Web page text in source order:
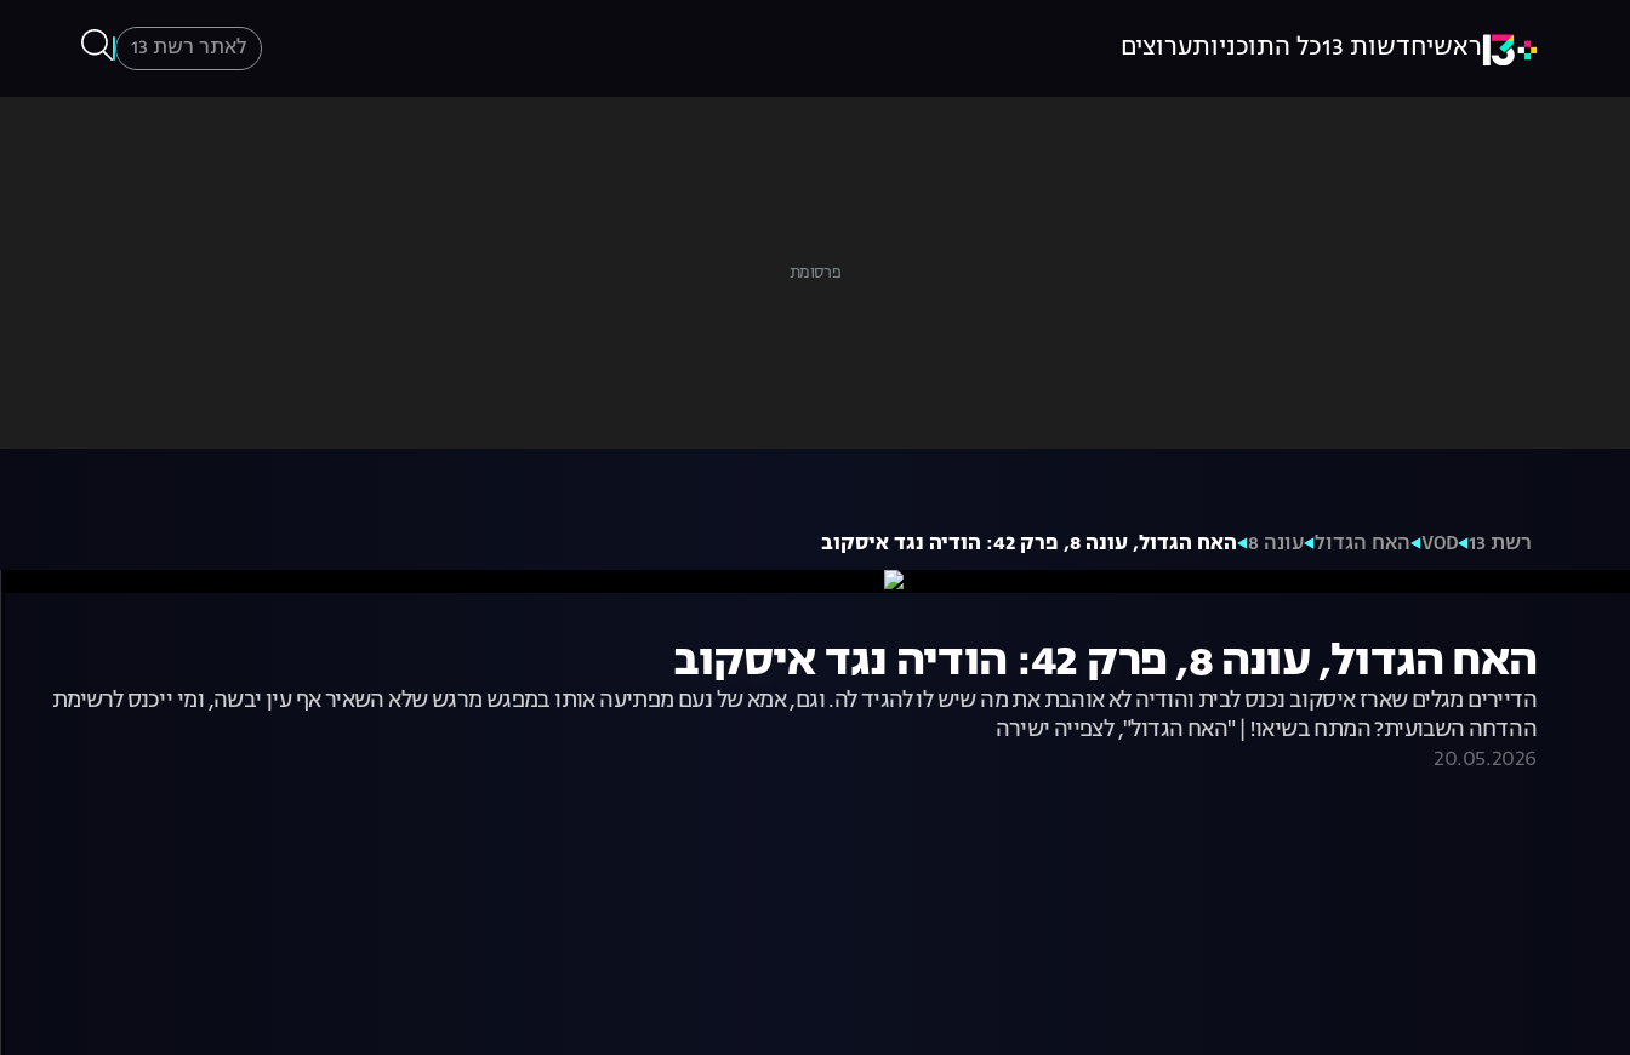
ראשיחדשות 13 כל התוכניותערוצים לאתר רשת 13
רשת 13 VOD האח הגדול עונה 8 האח הגדול, עונה 8, פרק 42: הודיה נגד איסקוב
האח הגדול, עונה 8, פרק 42: הודיה נגד איסקוב
הדיירים מגלים שארז איסקוב נכנס לבית והודיה לא אוהבת את מה שיש לו להגיד לה. וגם, אמא של נעם מפתיעה אותו במפגש מרגש שלא השאיר אף עין יבשה, ומי ייכנס לרשימת
ההדחה השבועית? המתח בשיאו! | "האח הגדול", לצפייה ישירה
20.05.2026